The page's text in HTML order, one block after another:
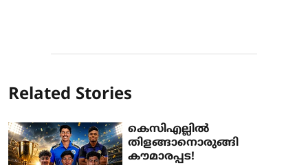
Related Stories
കെസിഎല്ലിൽ
തിളങ്ങാനൊരുങ്ങി
കൗമാരപ്പട!